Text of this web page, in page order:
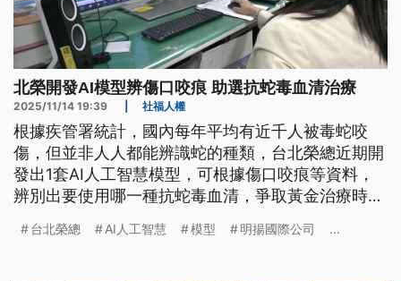
北榮開發AI模型辨傷口咬痕 助選抗蛇毒血清治療
2025/11/14 19:39 社福人權
根據疾管署統計，國內每年平均有近千人被毒蛇咬
傷，但並非人人都能辨識蛇的種類，台北榮總近期開
發出1套AI人工智慧模型，可根據傷口咬痕等資料，
辨別出要使用哪一種抗蛇毒血清，爭取黃金治療時
到傷患的毒物來源，有助醫師做精準治療。
台北榮總 AI人工智慧 模型 明揚國際公司 ...